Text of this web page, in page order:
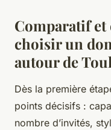
Comparatif
choisir un
autour de
Dès la première
points décisifs :
nombre d’invités,